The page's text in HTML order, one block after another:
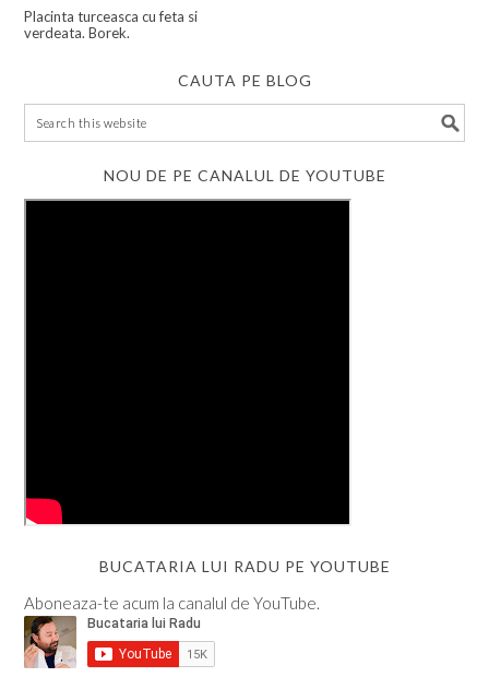
Placinta turceasca cu feta si
verdeata. Borek.
CAUTA PE BLOG
NOU DE PE CANALUL DE YOUTUBE
BUCATARIA LUI RADU PE YOUTUBE
Aboneaza-te acum la canalul de YouTube.